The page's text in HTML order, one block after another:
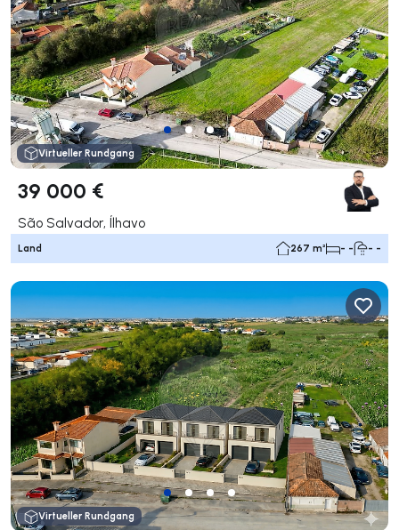
Virtueller Rundgang
39 000 €
São Salvador, Ílhavo
Land 267 m² - - - -
Virtueller Rundgang